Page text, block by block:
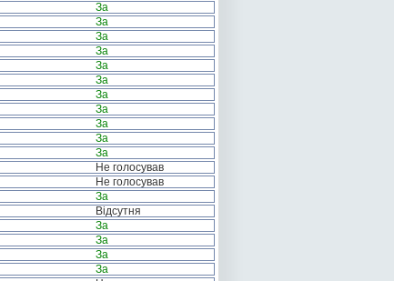
За
За
За
За
За
За
За
За
За
За
За
Не голосував
Не голосував
За
Відсутня
За
За
За
За